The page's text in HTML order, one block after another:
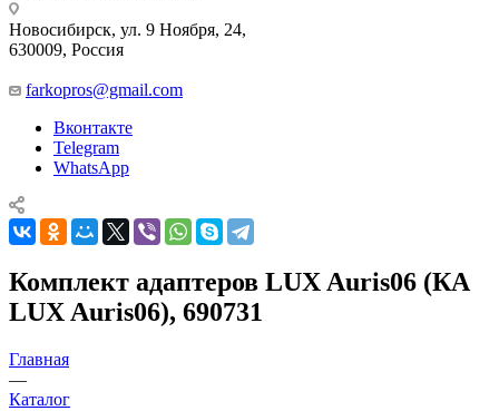
Новосибирск, ул. 9 Ноября, 24,
630009, Россия
farkopros@gmail.com
Вконтакте
Telegram
WhatsApp
Комплект адаптеров LUX Auris06 (КА
LUX Auris06), 690731
Главная
—
Каталог